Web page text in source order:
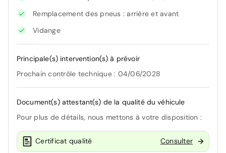
Remplacement des pneus : arrière et avant
Vidange
Principale(s) intervention(s) à prévoir
Prochain contrôle technique : 04/06/2028
Document(s) attestant(s) de la qualité du véhicule
Pour plus de détails, nous mettons à votre disposition :
Certificat qualité Consulter